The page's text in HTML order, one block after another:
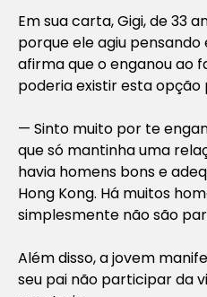
Em sua carta, Gigi, de 33
porque ele agiu pensando
afirma que o enganou ao
poderia existir esta opção
— Sinto muito por te
que só mantinha uma
havia homens bons e
Hong Kong. Há muitos
simplesmente não são
Além disso, a jovem
seu pai não participar da